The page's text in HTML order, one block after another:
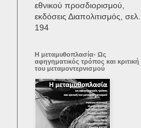
εθνικού προσδιορισμού,
εκδόσεις Διαπολιτισμός, σελ.
194
Η μεταμυθοπλασία- Ως
αφηγηματικός τρόπος και κριτική
του μεταμοντερνισμού